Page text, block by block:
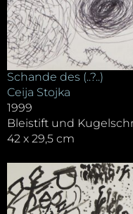
Schande des (..?..)
Ceija Stojka
1999
Bleistift und
42 x 29,5 cm